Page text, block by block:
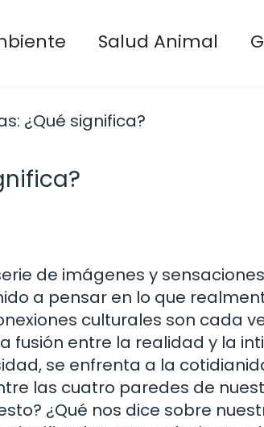
Salud Animal
de imágenes y
a pensar en lo que
culturales son cada
fusión entre la realidad y la
se enfrenta a la
las cuatro paredes de
¿Qué nos dice sobre